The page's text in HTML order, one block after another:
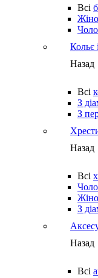
Всі
Кольє
Назад
Всі
З
З
Назад
Всі
З
Назад
Всі